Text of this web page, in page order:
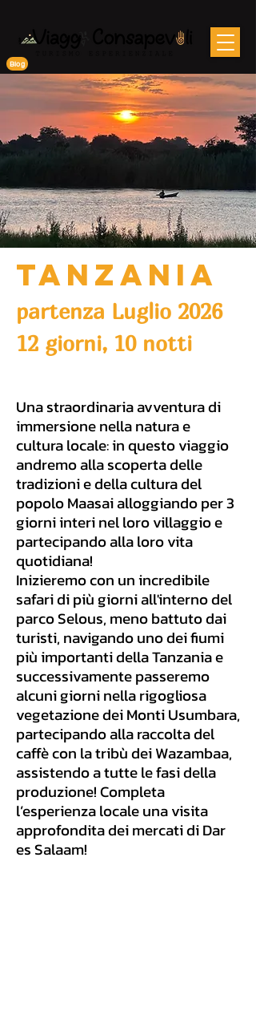
Blog
TANZANIA
partenza Luglio 2026
12 giorni, 10 notti
Una straordinaria avventura di
immersione nella natura e
cultura locale: in questo viaggio
andremo alla scoperta delle
tradizioni e della cultura del
popolo Maasai alloggiando per 3
giorni interi nel loro villaggio e
partecipando alla loro vita
quotidiana!
Inizieremo con un incredibile
safari di più giorni all'interno del
parco Selous, meno battuto dai
turisti, navigando uno dei fiumi
più importanti della Tanzania e
successivamente passeremo
alcuni giorni nella rigogliosa
vegetazione dei Monti Usumbara,
partecipando alla raccolta del
caffè con la tribù dei Wazambaa,
assistendo a tutte le fasi della
produzione! Completa
l’esperienza locale una visita
approfondita dei mercati di Dar
es Salaam!